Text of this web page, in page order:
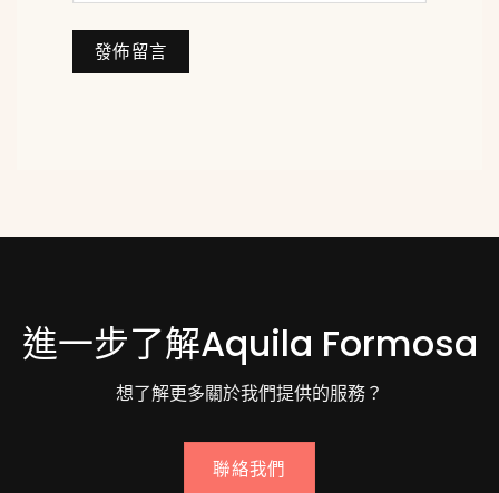
進一步了解Aquila Formosa
想了解更多關於我們提供的服務？
聯絡我們